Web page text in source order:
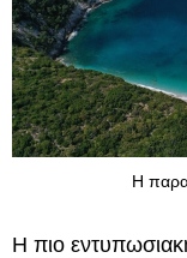
Η
Η πιο